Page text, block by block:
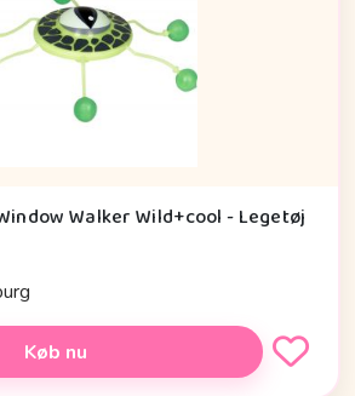
Walker Wild+cool - Legetøj
Køb nu